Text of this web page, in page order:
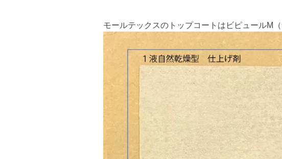
モールテックスのトップコートはビピュールM